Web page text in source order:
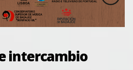
intercambio